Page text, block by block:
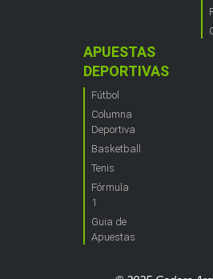
APUESTAS
DEPORTIVAS
Fútbol
Columna
Deportiva
Basketball
Tenis
Fórmula
1
Guia de
Apuestas